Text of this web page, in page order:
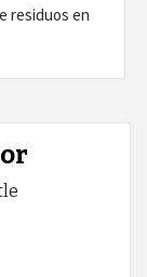
residuos en